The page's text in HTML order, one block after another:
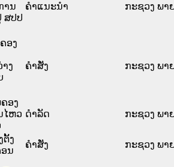
ານ
ສປປ
ຄໍາແນະນໍາ ກະຊວງ ພາ
ອງ
ງ
ຄໍາສັ່ງ ກະຊວງ ພາ
ອງ
ໄຫວ ດໍາລັດ ກະຊວງ ພາ
ຕັ້ງ
ນ
ຄໍາສັ່ງ ກະຊວງ ພາ